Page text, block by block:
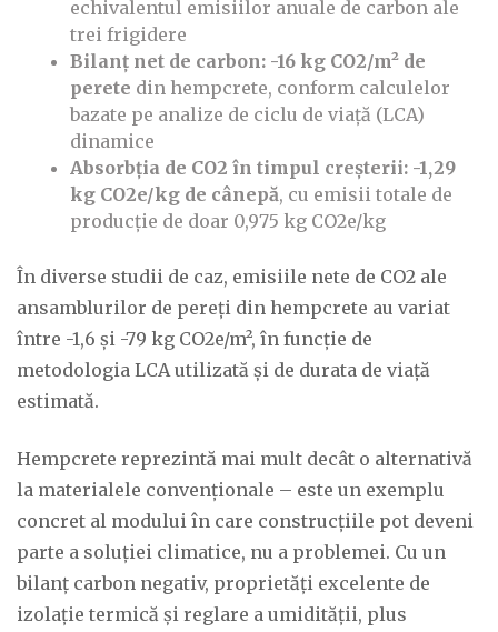
echivalentul emisiilor anuale de carbon ale
trei frigidere
Bilanț net de carbon: -16 kg CO2/m² de
perete din hempcrete, conform calculelor
bazate pe analize de ciclu de viață (LCA)
dinamice
Absorbția de CO2 în timpul creșterii: -1,29
kg CO2e/kg de cânepă, cu emisii totale de
producție de doar 0,975 kg CO2e/kg
În diverse studii de caz, emisiile nete de CO2 ale
ansamblurilor de pereți din hempcrete au variat
între -1,6 și -79 kg CO2e/m², în funcție de
metodologia LCA utilizată și de durata de viață
estimată.
Hempcrete reprezintă mai mult decât o alternativă
la materialele convenționale – este un exemplu
concret al modului în care construcțiile pot deveni
parte a soluției climatice, nu a problemei. Cu un
bilanț carbon negativ, proprietăți excelente de
izolație termică și reglare a umidității, plus